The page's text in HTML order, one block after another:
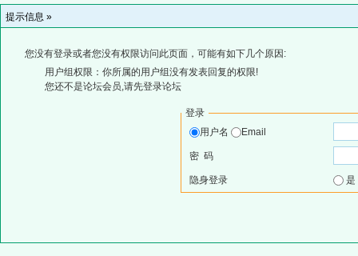
提示信息 »
您没有登录或者您没有权限访问此页面，可能有如下几个原因:
用户组权限：你所属的用户组没有发表回复的权限!
您还不是论坛会员,请先登录论坛
登录
用户名
Email
密 码
隐身登录